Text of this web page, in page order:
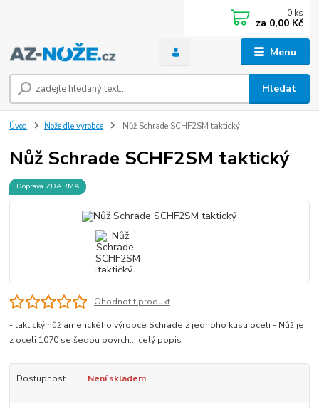
Menu
Hledat
0 ks
za 0,00 Kč
Úvod Nože dle výrobce Nůž Schrade SCHF2SM taktický
Nůž Schrade SCHF2SM taktický
Doprava ZDARMA
Ohodnotit produkt
- taktický nůž amerického výrobce Schrade z jednoho kusu oceli - Nůž je
z oceli 1070 se šedou povrch... celý popis
Dostupnost Není skladem